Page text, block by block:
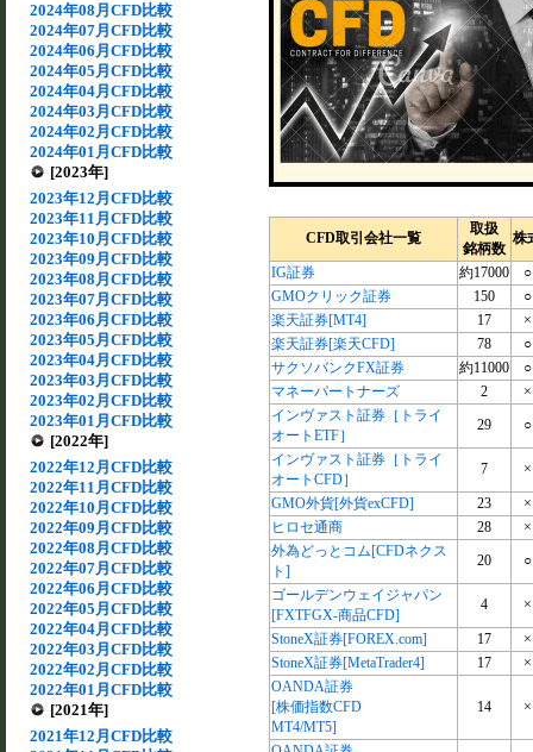
2024年08月CFD比較
2024年07月CFD比較
2024年06月CFD比較
2024年05月CFD比較
2024年04月CFD比較
2024年03月CFD比較
2024年02月CFD比較
2024年01月CFD比較
[2023年]
2023年12月CFD比較
2023年11月CFD比較
2023年10月CFD比較
2023年09月CFD比較
2023年08月CFD比較
2023年07月CFD比較
2023年06月CFD比較
2023年05月CFD比較
2023年04月CFD比較
2023年03月CFD比較
2023年02月CFD比較
2023年01月CFD比較
[2022年]
2022年12月CFD比較
2022年11月CFD比較
2022年10月CFD比較
2022年09月CFD比較
2022年08月CFD比較
2022年07月CFD比較
2022年06月CFD比較
2022年05月CFD比較
2022年04月CFD比較
2022年03月CFD比較
2022年02月CFD比較
2022年01月CFD比較
[2021年]
2021年12月CFD比較
CFD取引会社一覧
取扱
銘柄数
株
IG証券 約17000
○
GMOクリック証券
150
○
楽天証券[MT4]
17
×
楽天証券[楽天CFD]
78
○
サクソバンクFX証券
約11000
○
マネーパートナーズ
2
×
インヴァスト証券［トライ
オートETF］
29 ○
インヴァスト証券［トライ
オートCFD］
7 ×
GMO外貨[外貨exCFD] 23
×
ヒロセ通商
28
×
外為どっとコム[CFDネクス
ト]
20 ○
ゴールデンウェイジャパン
[FXTFGX-商品CFD]
4 ×
StoneX証券[FOREX.com] 17
×
StoneX証券[MetaTrader4]
17
×
OANDA証券
[株価指数CFD
MT4/MT5]
14 ×